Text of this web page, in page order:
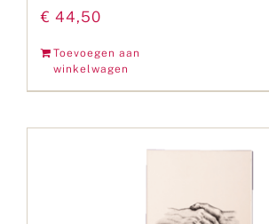
€ 44,50
Toevoegen aan
winkelwagen